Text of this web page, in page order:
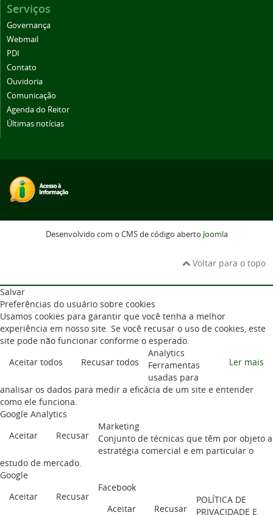
Serviços
Governança
Webmail
PDI
Contato
Ouvidoria
Comunicação
Agenda do Reitor
Últimas notícias
Desenvolvido com o CMS de código aberto Joomla
Voltar para o topo
Salvar
Preferências do usuário sobre cookies
Usamos cookies para garantir que você tenha a melhor
experiência em nosso site. Se você recusar o uso de cookies, este
site pode não funcionar conforme o esperado.
Aceitar todos
Recusar todos Ler mais
Analytics
Ferramentas
usadas para
analisar os dados para medir a eficácia de um site e entender
como ele funciona.
Google Analytics
Aceitar
Recusar
Marketing
Conjunto de técnicas que têm por objeto a
estratégia comercial e em particular o
estudo de mercado.
Google
Aceitar
Recusar
Facebook
Aceitar
Recusar
POLÍTICA DE
PRIVACIDADE E